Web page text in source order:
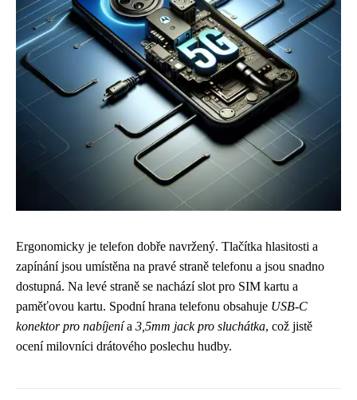
Ergonomicky je telefon dobře navržený. Tlačítka hlasitosti a
zapínání jsou umístěna na pravé straně telefonu a jsou snadno
dostupná. Na levé straně se nachází slot pro SIM kartu a
paměťovou kartu. Spodní hrana telefonu obsahuje USB-C
konektor pro nabíjenía 3,5mm jack pro sluchátka, což jistě
ocení milovníci drátového poslechu hudby.